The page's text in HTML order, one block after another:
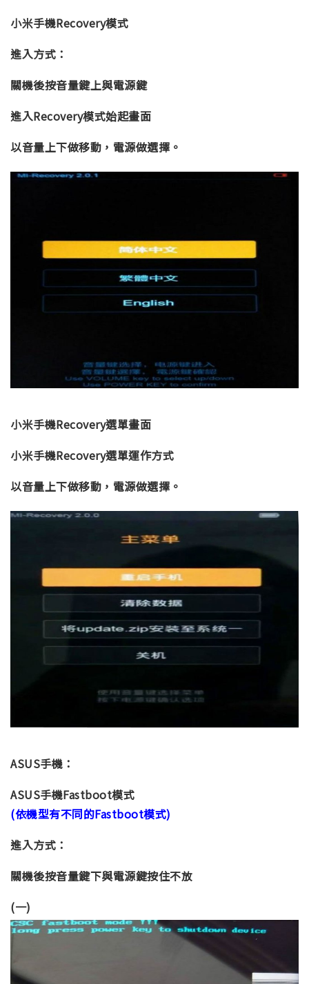
小米手機Recovery模式
進入方式：
關機後按音量鍵上與電源鍵
進入Recovery模式始起畫面
以音量上下做移動，電源做選擇。
小米手機Recovery選單畫面
小米手機Recovery選單運作方式
以音量上下做移動，電源做選擇。
ASUS手機：
ASUS手機Fastboot模式
(依機型有不同的Fastboot模式)
進入方式：
關機後按音量鍵下與電源鍵按住不放
(一)